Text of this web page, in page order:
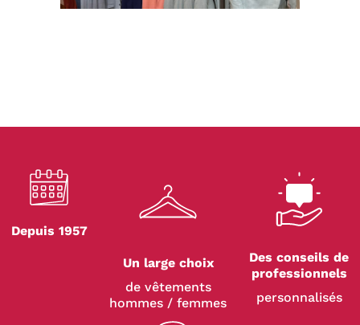
Depuis 1957
Un large choix
de vêtements
hommes / femmes
Des conseils de
professionnels
personnalisés